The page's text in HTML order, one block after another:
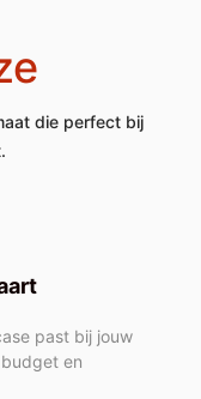
die perfect bij
past bij jouw
en